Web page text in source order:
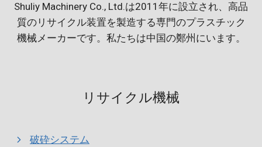
Shuliy Machinery Co., Ltd.は2011年に設立され、高品
質のリサイクル装置を製造する専門のプラスチック
機械メーカーです。私たちは中国の鄭州にいます。
リサイクル機械
破砕システム